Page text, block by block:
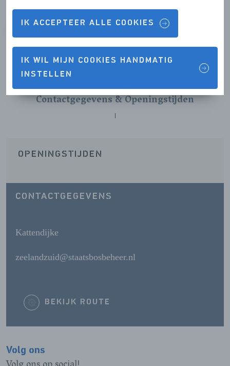
IK ACCEPTEER ALLE COOKIES
IK WIL MIJN COOKIES HANDMATIG
INSTELLEN
VORIGE VOLGENDE
Contactgegevens & Openingstijden
OPENINGSTIJDEN
CONTACTGEGEVENS
Kattendijke
zeelandzuid@staatsbosbeheer.nl
BEKIJK ROUTE
Volg ons